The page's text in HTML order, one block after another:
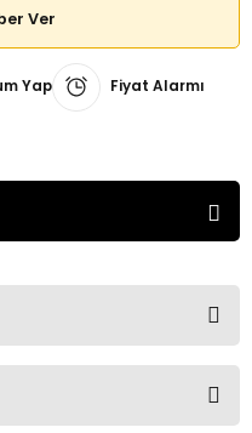
Ver
Yap
Fiyat Alarmı
siz yapın!